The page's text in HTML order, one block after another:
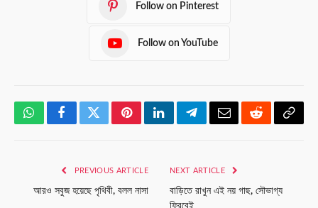
Follow on Pinterest
Follow on YouTube
WhatsAppFacebookTwitterPinterestLinkedInTelegramEmailRedditCopy
PREVIOUS ARTICLE
আরও সবুজ হয়েছে পৃথিবী, বলল নাসা
NEXT ARTICLE
বাড়িতে রাখুন এই নয় গাছ, সৌভাগ্য
ফিরবেই